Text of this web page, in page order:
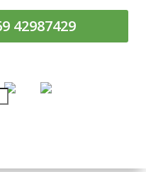
42987429